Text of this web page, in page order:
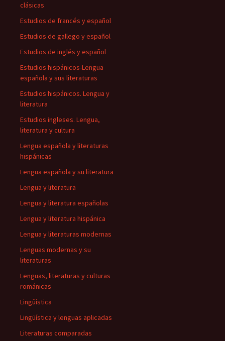
clásicas
Estudios de francés y español
Estudios de gallego y español
Estudios de inglés y español
Estudios hispánicos-Lengua
española y sus literaturas
Estudios hispánicos. Lengua y
literatura
Estudios ingleses. Lengua,
literatura y cultura
Lengua española y literaturas
hispánicas
Lengua española y su literatura
Lengua y literatura
Lengua y literatura españolas
Lengua y literatura hispánica
Lengua y literaturas modernas
Lenguas modernas y su
literaturas
Lenguas, literaturas y culturas
románicas
Lingüística
Lingüística y lenguas aplicadas
Literaturas comparadas